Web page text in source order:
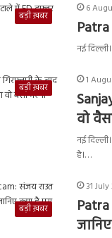
बड़ी ख़बर
6
नई
बड़ी ख़बर
1
वो
नई
है।…
बड़ी ख़बर
31